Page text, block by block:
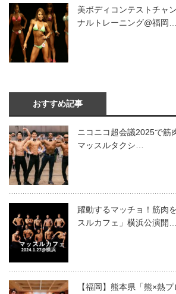
美ボディコンテストチャ
ナルトレーニング@福岡…
おすすめ記事
ニコニコ超会議2025で筋
マッスルタクシ…
躍動するマッチョ！筋肉
スルカフェ」横浜公演開…
【福岡】熊本県「熊×熱